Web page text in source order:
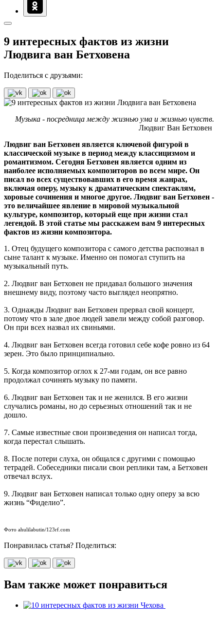
9 интересных фактов из жизни
Людвига ван Бетховена
Поделиться с друзьями:
Музыка - посредница между жизнью ума и жизнью чувств.
Людвиг Ван Бетховен
Людвиг ван Бетховен является ключевой фигурой в
классической музыке в период между классицизмом и
романтизмом. Сегодня Бетховен является одним из
наиболее исполняемых композиторов во всем мире. Он
писал во всех существовавших в его время жанрах,
включая оперу, музыку к драматическим спектаклям,
хоровые сочинения и многое другое. Людвиг ван Бетховен -
это величайшее явление в мировой музыкальной
культуре, композитор, который еще при жизни стал
легендой. В этой статье мы расскажем вам 9 интересных
фактов из жизни композитора.
1. Отец будущего композитора с самого детства распознал в
сыне талант к музыке. Именно он помогал ступить на
музыкальный путь.
2. Людвиг ван Бетховен не придавал большого значения
внешнему виду, поэтому часто выглядел неопрятно.
3. Однажды Людвиг ван Бетховен прервал свой концерт,
потому что в зале двое людей завели между собой разговор.
Он при всех назвал их свиньями.
4. Людвиг ван Бетховен всегда готовил себе кофе ровно из 64
зерен. Это было принципиально.
5. Когда композитор оглох к 27-ми годам, он все равно
продолжал сочинять музыку по памяти.
6. Людвиг ван Бетховен так и не женился. В его жизни
случались романы, но до серьезных отношений так и не
дошло.
7. Самые известные свои произведения он написал тогда,
когда перестал слышать.
8. После потери слуха, он общался с другими с помощью
тетрадей. Собеседники писали свои реплики там, а Бетховен
отвечал вслух.
9. Людвиг ван Бетховен написал только одну оперу за всю
жизнь “Фиделио”.
Фото ahulilabutin/123rf.com
Понравилась статья? Поделиться:
Вам также может понравиться